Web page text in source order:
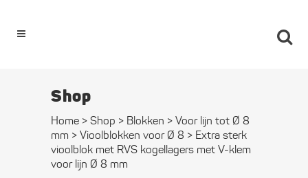
Shop
Home > Shop > Blokken > Voor lijn tot Ø 8
mm > Vioolblokken voor Ø 8 > Extra sterk
vioolblok met RVS kogellagers met V-klem
voor lijn Ø 8 mm